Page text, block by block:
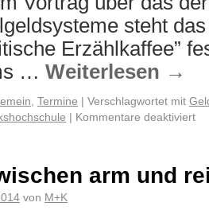
steht
Erzählkaffee”
… Weiterlesen →
Termine | Verschlagwortet mit
| Kommentare deaktiviert
arm und
von M+K